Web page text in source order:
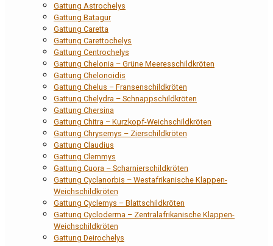
Gattung Astrochelys
Gattung Batagur
Gattung Caretta
Gattung Carettochelys
Gattung Centrochelys
Gattung Chelonia – Grüne Meeresschildkröten
Gattung Chelonoidis
Gattung Chelus – Fransenschildkröten
Gattung Chelydra – Schnappschildkröten
Gattung Chersina
Gattung Chitra – Kurzkopf-Weichschildkröten
Gattung Chrysemys – Zierschildkröten
Gattung Claudius
Gattung Clemmys
Gattung Cuora – Scharnierschildkröten
Gattung Cyclanorbis – Westafrikanische Klappen-
Weichschildkröten
Gattung Cyclemys – Blattschildkröten
Gattung Cycloderma – Zentralafrikanische Klappen-
Weichschildkröten
Gattung Deirochelys